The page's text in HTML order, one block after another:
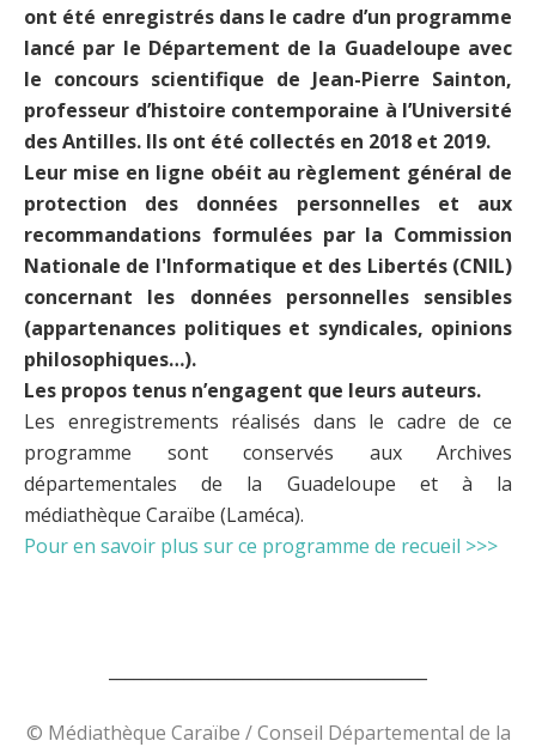
ont été enregistrés dans le cadre d’un programme
lancé par le Département de la Guadeloupe avec
le concours scientifique de Jean-Pierre Sainton,
professeur d’histoire contemporaine à l’Université
des Antilles. Ils ont été collectés en 2018 et 2019.
Leur mise en ligne obéit au règlement général de
protection des données personnelles et aux
recommandations formulées par la Commission
Nationale de l'Informatique et des Libertés (CNIL)
concernant les données personnelles sensibles
(appartenances politiques et syndicales, opinions
philosophiques…).
Les propos tenus n’engagent que leurs auteurs.
Les enregistrements réalisés dans le cadre de ce
programme sont conservés aux Archives
départementales de la Guadeloupe et à la
médiathèque Caraïbe (Laméca).
Pour en savoir plus sur ce programme de recueil >>>
© Médiathèque Caraïbe / Conseil Départemental de la